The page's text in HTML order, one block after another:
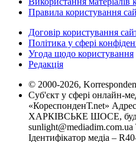
Правила користування
Договір користування
Політика у сфері
Угода щодо користування
Редакція
© 2000-2026,
Суб'єкт у сфері онлайн-
«КореспонденТ.net»
ХАРКІВСЬКЕ ШОСЕ,
sunlight@mediadim.com.ua
Ідентифікатор медіа –